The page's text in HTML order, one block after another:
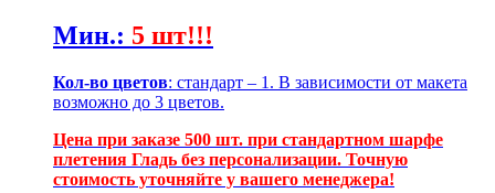
Мин.: 5 шт!!!
Кол-во цветов: стандарт – 1. В зависимости от макета
возможно до 3 цветов.
Цена при заказе 500 шт. при стандартном шарфе
плетения Гладь без персонализации. Точную
стоимость уточняйте у вашего менеджера!